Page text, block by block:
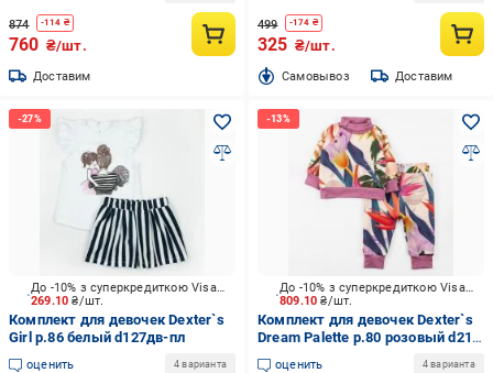
874 -114 ₴
760 ₴/шт.
Доставим
499 -174 ₴
325 ₴/шт.
Cамовывоз Доставим
269.10₴/шт.
До -10% з суперкредиткою Visa Вигода
Комплект для девочек Dexter`s
Girl р.86 белый d127дв-пл
оценить 4 варианта
809.10₴/шт.
До -10% з суперкредиткою Visa Вигода
Комплект для девочек Dexter`s
Dream Palette р.80 розовый d21-
31-1
оценить 4 варианта